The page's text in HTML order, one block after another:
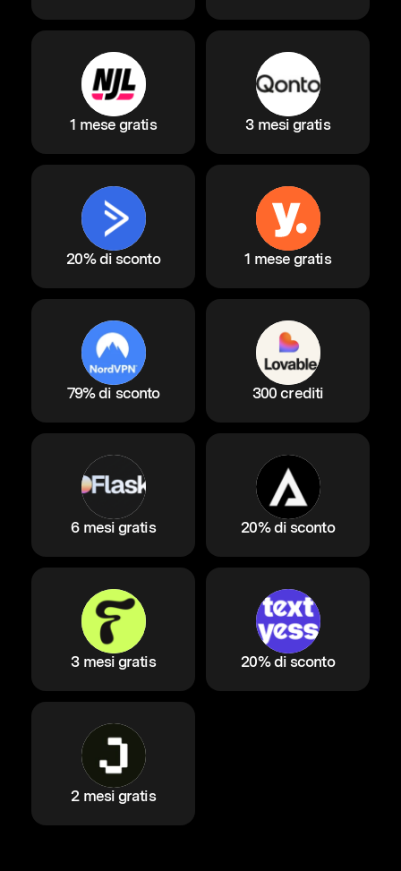
1 mese gratis 3 mesi gratis
20% di sconto 1 mese gratis
79% di sconto 300 crediti
6 mesi gratis 20% di sconto
3 mesi gratis 20% di sconto
2 mesi gratis